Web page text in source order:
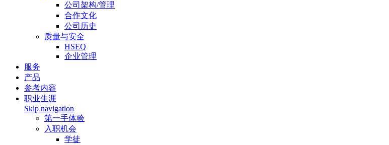
公司架构/管理
合作文化
公司历史
质量与安全
HSEQ
企业管理
服务
产品
参考内容
职业生涯
Skip navigation
第一手体验
入职机会
学徒